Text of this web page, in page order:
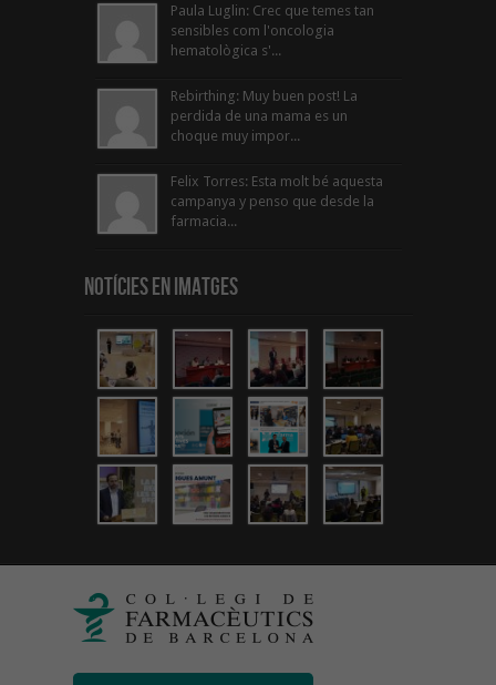
Paula Luglin: Crec que temes tan
sensibles com l'oncologia
hematològica s'...
Rebirthing: Muy buen post! La
perdida de una mama es un
choque muy impor...
Felix Torres: Esta molt bé aquesta
campanya y penso que desde la
farmacia...
Notícies en Imatges